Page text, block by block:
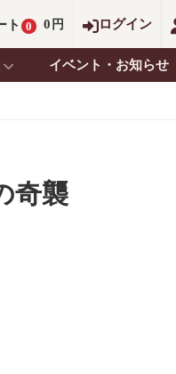
ト 0 0 円 ログイン
イベント・お知らせ
奇襲